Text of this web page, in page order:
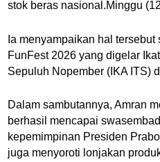
stok beras nasional.Minggu
Ia menyampaikan hal
FunFest 2026 yang digelar
Sepuluh Nopember (IKA ITS)
Dalam sambutannya, Amran
berhasil mencapai
kepemimpinan Presiden
juga menyoroti lonjakan